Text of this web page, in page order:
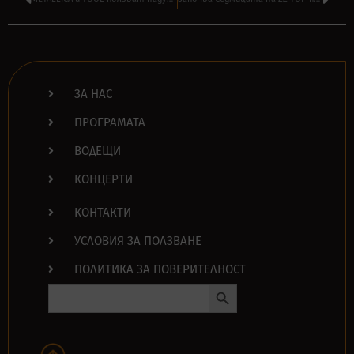
ЗА НАС
ПРОГРАМАТА
ВОДЕЩИ
КОНЦЕРТИ
КОНТАКТИ
УСЛОВИЯ ЗА ПОЛЗВАНЕ
ПОЛИТИКА ЗА ПОВЕРИТЕЛНОСТ
Search Button